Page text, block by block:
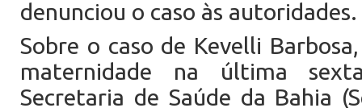
denunciou o caso às autoridades.
Sobre o caso de Kevelli
maternidade na última
Secretaria de Saúde da Bahia